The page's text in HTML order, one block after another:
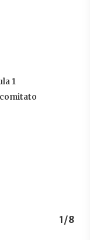
1
1/8